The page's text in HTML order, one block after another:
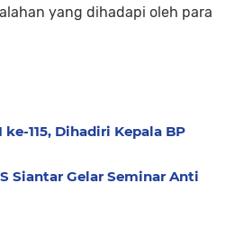
yang dihadapi oleh para
115, Dihadiri Kepala BP
Siantar Gelar Seminar Anti